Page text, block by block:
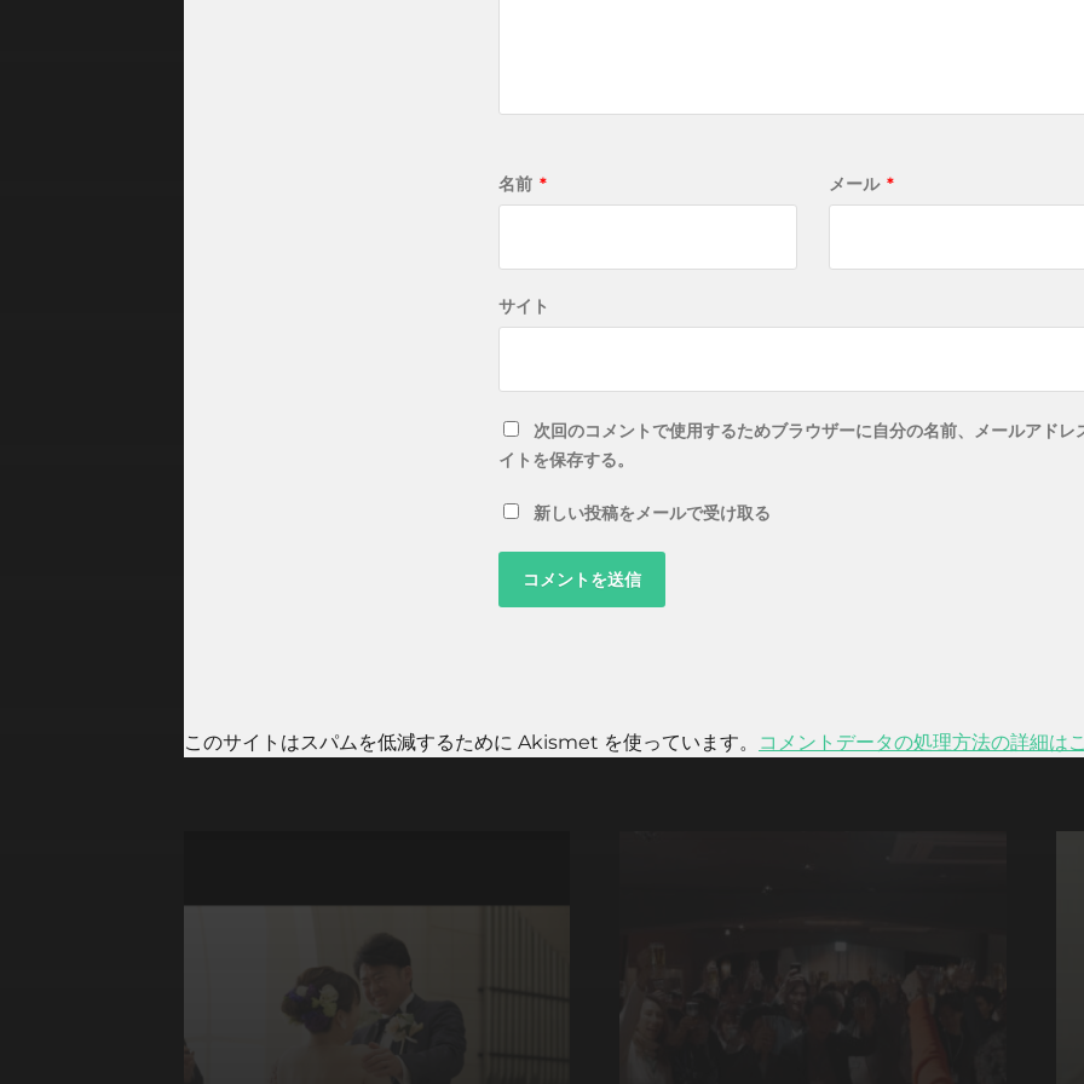
名前 * メール *
サイト
次回のコメントで使用するためブラウザーに自分の名前、メールアドレ
イトを保存する。
新しい投稿をメールで受け取る
このサイトはスパムを低減するために Akismet を使っています。 コメントデータの処理方法の詳細は